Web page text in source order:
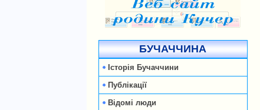
БУЧАЧЧИНА
Історія Бучаччини
Публікації
Відомі люди